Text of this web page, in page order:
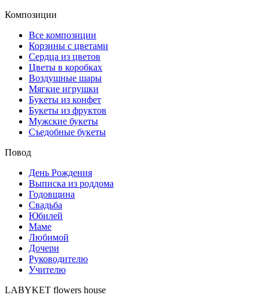
Композиции
Все композиции
Корзины с цветами
Сердца из цветов
Цветы в коробках
Воздушные шары
Мягкие игрушки
Букеты из конфет
Букеты из фруктов
Мужские букеты
Съедобные букеты
Повод
День Рождения
Выписка из роддома
Годовщина
Свадьба
Юбилей
Маме
Любимой
Дочери
Руководителю
Учителю
LABYKET flowers house